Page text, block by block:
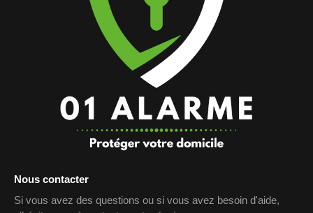
Nous contacter
Si vous avez des questions ou si vous avez besoin d'aide,